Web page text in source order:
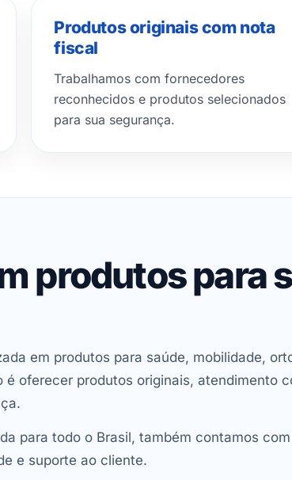
Produtos originais com nota
fiscal
Trabalhamos com fornecedores
reconhecidos e produtos selecionados
para sua segurança.
produtos para
em produtos para saúde, mobilidade,
oferecer produtos originais, atendimento
para todo o Brasil, também contamos
e suporte ao cliente.